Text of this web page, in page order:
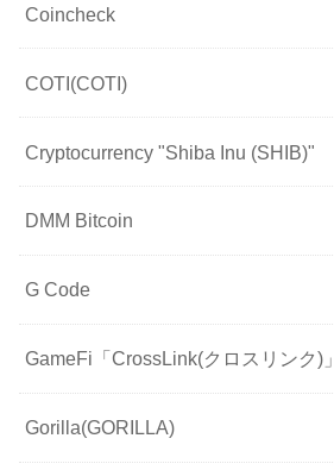
Coincheck
COTI(COTI)
Cryptocurrency "Shiba Inu (SHIB)"
DMM Bitcoin
G Code
GameFi「CrossLink(クロスリンク)」
Gorilla(GORILLA)